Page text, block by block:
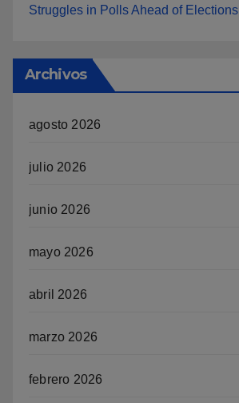
Struggles in Polls Ahead of Elections
Archivos
agosto 2026
julio 2026
junio 2026
mayo 2026
abril 2026
marzo 2026
febrero 2026